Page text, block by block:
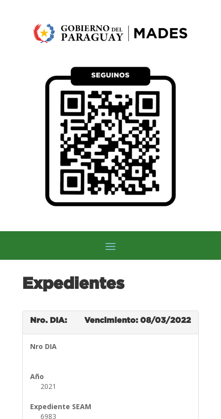
Expedientes
Nro. DIA: Vencimiento: 08/03/2022
Nro DIA
Año
2021
Expediente SEAM
6983